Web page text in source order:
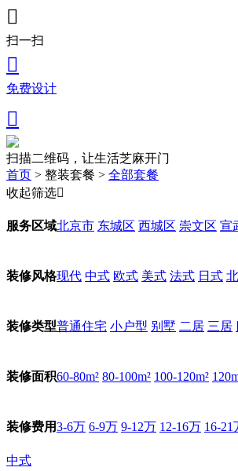

扫一扫

免费设计

扫描二维码，让生活芝麻开门
首页 > 整装套餐 > 全部套餐
收起筛选
服务区域北京市 东城区 西城区 崇文区 宣
装修风格现代 中式 欧式 美式 法式 日式
装修类型普通住宅 小户型 别墅 二居 三居
装修面积60-80m² 80-100m² 100-120m²
装修费用3-6万 6-9万 9-12万 12-16万 16-21
中式